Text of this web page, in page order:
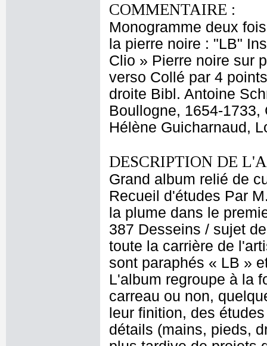
COMMENTAIRE :
Monogramme deux
la pierre noire : "LB"
Clio » Pierre noire sur
verso Collé par 4
droite Bibl. Antoine
Boullogne, 1654-
Hélène Guicharnaud,
DESCRIPTION DE
Grand album relié de
Recueil d'études Par
la plume dans le
387 Desseins / sujet
toute la carrière de
sont paraphés « LB »
L'album regroupe à la
carreau ou non,
leur finition, des
détails (mains, pieds,